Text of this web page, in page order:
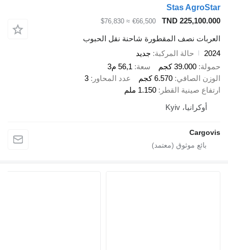
Stas AgroStar
TND 225,100.000
€66,500
≈ $76,830
العربات نصف المقطورة شاحنة نقل الحبوب
2024
حالة المركبة جديد
حمولة 39.000 كجم سعة 56,1 م3
الوزن الصافي 6.570 كجم عدد المحاور
3
ارتفاع صينية القطر
1.150 ملم
أوكرانيا، Kyiv
Cargovis